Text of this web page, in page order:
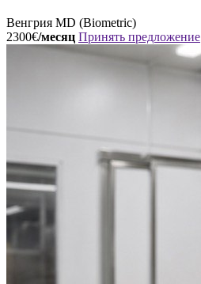
Венгрия MD (Biometric)
2300€/месяц Принять предложение